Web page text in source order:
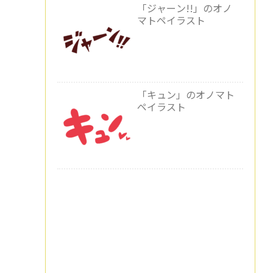
「ジャーン!!」のオノ
マトペイラスト
「キュン」のオノマト
ペイラスト